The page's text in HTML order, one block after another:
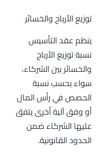
توزيع الأرباح والخسائر
ينظم عقد التأسيس
نسبة توزيع الأرباح
والخسائر بين الشركاء،
سواء بحسب نسبة
الحصص في رأس المال
أو وفق آلية أخرى يتفق
عليها الشركاء ضمن
الحدود القانونية.